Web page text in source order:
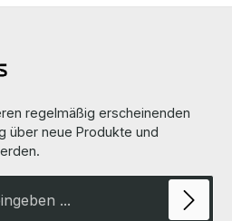
regelmäßig erscheinenden
über neue Produkte und